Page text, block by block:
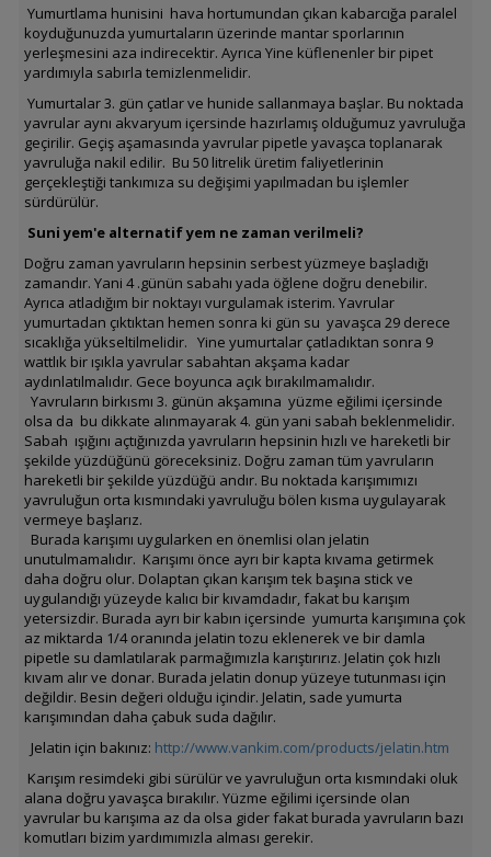
Yumurtlama hunisini hava hortumundan çıkan kabarcığa paralel
koyduğunuzda yumurtaların üzerinde mantar sporlarının
yerleşmesini aza indirecektir. Ayrıca Yine küflenenler bir pipet
yardımıyla sabırla temizlenmelidir.
Yumurtalar 3. gün çatlar ve hunide sallanmaya başlar. Bu noktada
yavrular aynı akvaryum içersinde hazırlamış olduğumuz yavruluğa
geçirilir. Geçiş aşamasında yavrular pipetle yavaşca toplanarak
yavruluğa nakil edilir. Bu 50 litrelik üretim faliyetlerinin
gerçekleştiği tankımıza su değişimi yapılmadan bu işlemler
sürdürülür.
Suni yem'e alternatif yem ne zaman verilmeli?
Doğru zaman yavruların hepsinin serbest yüzmeye başladığı
zamandır. Yani 4 .günün sabahı yada öğlene doğru denebilir.
Ayrıca atladığım bir noktayı vurgulamak isterim. Yavrular
yumurtadan çıktıktan hemen sonra ki gün su yavaşca 29 derece
sıcaklığa yükseltilmelidir. Yine yumurtalar çatladıktan sonra 9
wattlık bir ışıkla yavrular sabahtan akşama kadar
aydınlatılmalıdır. Gece boyunca açık bırakılmamalıdır.
Yavruların birkısmı 3. günün akşamına yüzme eğilimi içersinde
olsa da bu dikkate alınmayarak 4. gün yani sabah beklenmelidir.
Sabah ışığını açtığınızda yavruların hepsinin hızlı ve hareketli bir
şekilde yüzdüğünü göreceksiniz. Doğru zaman tüm yavruların
hareketli bir şekilde yüzdüğü andır. Bu noktada karışımımızı
yavruluğun orta kısmındaki yavruluğu bölen kısma uygulayarak
vermeye başlarız.
Burada karışımı uygularken en önemlisi olan jelatin
unutulmamalıdır. Karışımı önce ayrı bir kapta kıvama getirmek
daha doğru olur. Dolaptan çıkan karışım tek başına stick ve
uygulandığı yüzeyde kalıcı bir kıvamdadır, fakat bu karışım
yetersizdir. Burada ayrı bir kabın içersinde yumurta karışımına çok
az miktarda 1/4 oranında jelatin tozu eklenerek ve bir damla
pipetle su damlatılarak parmağımızla karıştırırız. Jelatin çok hızlı
kıvam alır ve donar. Burada jelatin donup yüzeye tutunması için
değildir. Besin değeri olduğu içindir. Jelatin, sade yumurta
karışımından daha çabuk suda dağılır.
Jelatin için bakınız: http://www.vankim.com/products/jelatin.htm
Karışım resimdeki gibi sürülür ve yavruluğun orta kısmındaki oluk
alana doğru yavaşca bırakılır. Yüzme eğilimi içersinde olan
yavrular bu karışıma az da olsa gider fakat burada yavruların bazı
komutları bizim yardımımızla alması gerekir.